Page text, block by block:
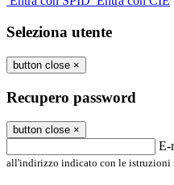
Seleziona utente
button close ×
Recupero password
button close ×
E-
all'indirizzo indicato con le istruzioni